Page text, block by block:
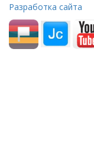
Разработка сайта